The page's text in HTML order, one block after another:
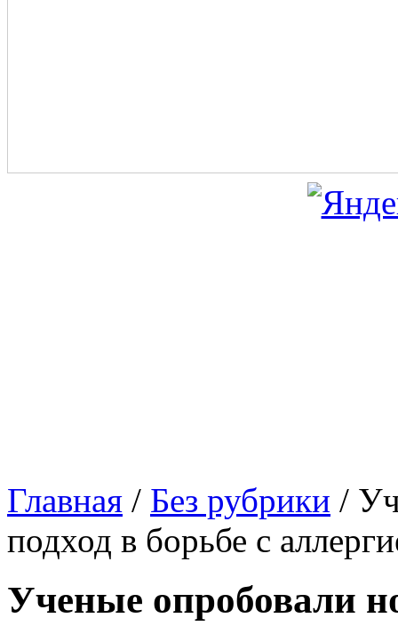
Главная / Без рубрики /
подход в борьбе с
Ученые опробовали